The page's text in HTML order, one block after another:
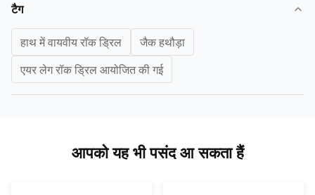
टैग
हाथ में वायवीय रॉक ड्रिल
जैक हथौड़ा
एयर लेग रॉक ड्रिल आयोजित की गई
आपको यह भी पसंद आ सकता हैं